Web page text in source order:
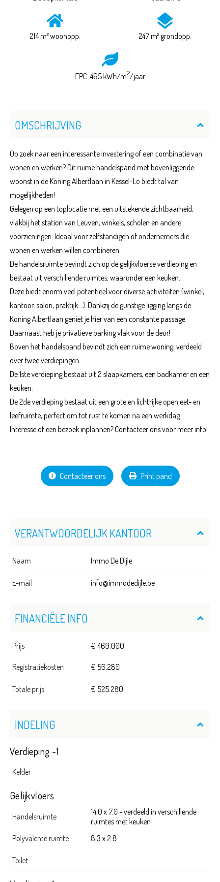
214 m² woonopp. 247 m² grondopp.
EPC: 465 kWh/m2/jaar
OMSCHRIJVING
Op zoek naar een interessante investering of een combinatie van
wonen en werken? Dit ruime handelspand met bovenliggende
woonst in de Koning Albertlaan in Kessel-Lo biedt tal van
mogelijkheden!
Gelegen op een toplocatie met een uitstekende zichtbaarheid,
vlakbij het station van Leuven, winkels, scholen en andere
voorzieningen. Ideaal voor zelfstandigen of ondernemers die
wonen en werken willen combineren.
De handelsruimte bevindt zich op de gelijkvloerse verdieping en
bestaat uit verschillende ruimtes, waaronder een keuken.
Deze biedt enorm veel potentieel voor diverse activiteiten (winkel,
kantoor, salon, praktijk...). Dankzij de gunstige ligging langs de
Koning Albertlaan geniet je hier van een constante passage.
Daarnaast heb je privatieve parking vlak voor de deur!
Boven het handelspand bevindt zich een ruime woning, verdeeld
over twee verdiepingen.
De 1ste verdieping bestaat uit 2 slaapkamers, een badkamer en een
keuken.
De 2de verdieping bestaat uit een grote en lichtrijke open eet- en
leefruimte, perfect om tot rust te komen na een werkdag.
Interesse of een bezoek inplannen? Contacteer ons voor meer info!
Contacteer ons Print pand
VERANTWOORDELIJK KANTOOR
Naam Immo De Dijle
E-mail info@immodedijle.be
FINANCIËLE INFO
Prijs € 469.000
Registratiekosten € 56.280
Totale prijs € 525.280
INDELING
Verdieping -1
Kelder
Gelijkvloers
Handelsruimte
14,0 x 7.0 - verdeeld in verschillende
ruimtes met keuken
Polyvalente ruimte
8.3 x 2.8
Toilet